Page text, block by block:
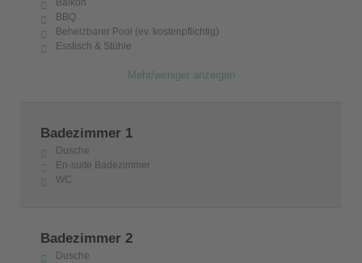
Balkon
BBQ
Beheizbarer Pool (ev. kostenpflichtig)
Esstisch & Stühle
Mehr/weniger anzeigen
Badezimmer 1
Dusche
En-suite Badezimmer
WC
Badezimmer 2
Dusche